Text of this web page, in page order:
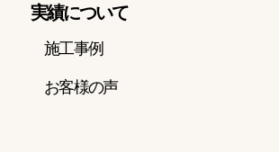
実績について
施工事例
お客様の声